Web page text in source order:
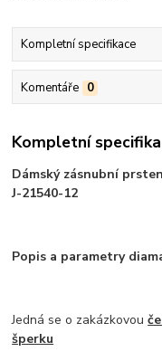
Kompletní specifikace
Komentáře 0
Kompletní
Dámský zásnubní
J-21540-12
Popis a parametry
Jedná se o zakázkovou
šperku